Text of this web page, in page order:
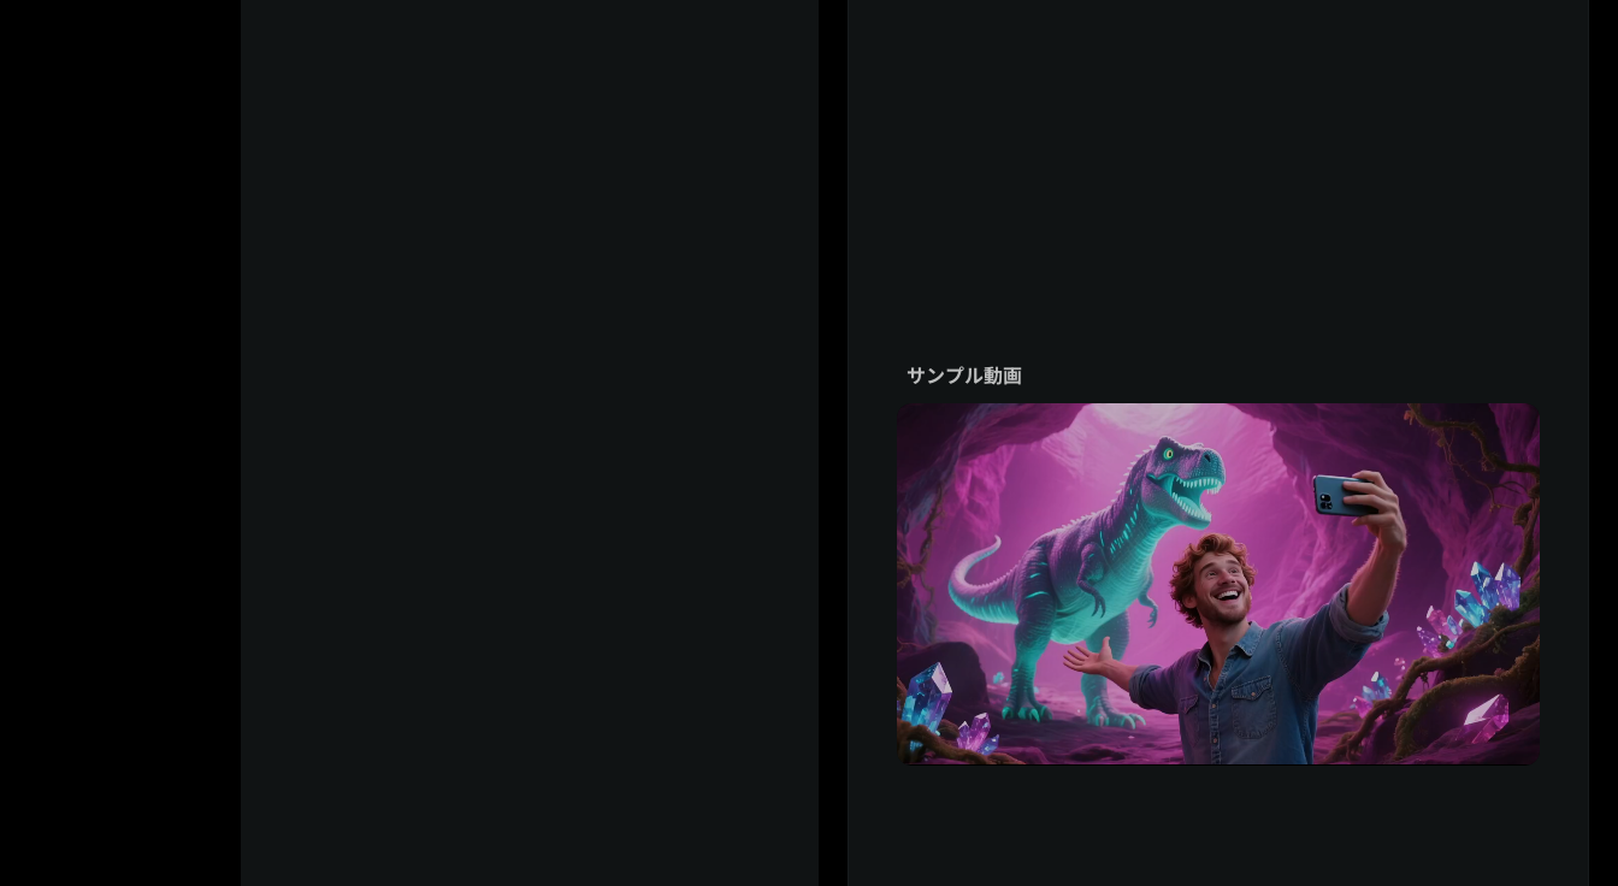
サンプル動画